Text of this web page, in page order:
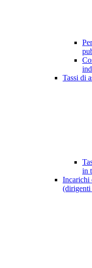
Tassi di
in
Incarichi
(dirigenti